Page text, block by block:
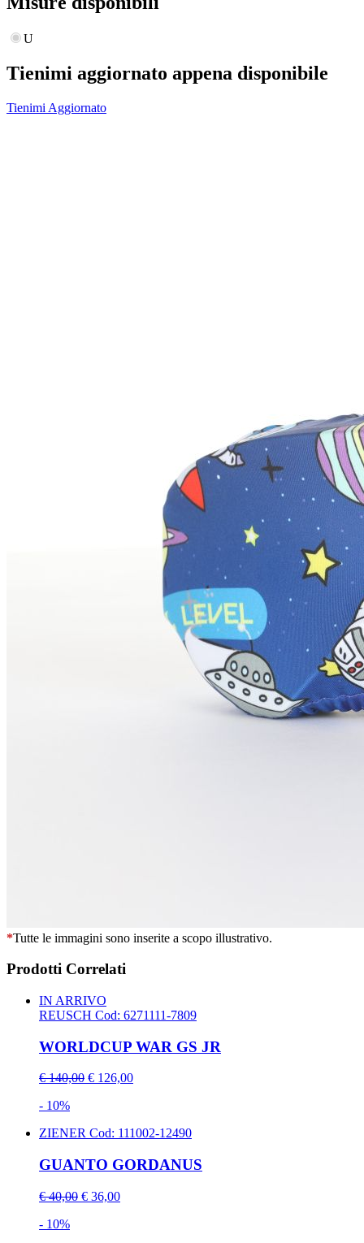
U
Tienimi aggiornato appena disponibile
Tienimi Aggiornato
*Tutte le immagini sono inserite a scopo illustrativo.
Prodotti Correlati
IN ARRIVO
REUSCH Cod: 6271111-7809
WORLDCUP WAR GS JR
€ 140,00 € 126,00
- 10%
ZIENER Cod: 111002-12490
GUANTO GORDANUS
€ 40,00 € 36,00
- 10%